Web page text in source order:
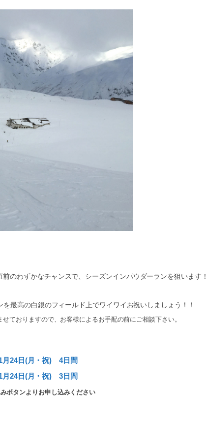
のわずかなチャンスで、シーズンインパウダーランを狙います！
最高の白銀のフィールド上でワイワイお祝いしましょう！！
ておりますので、お客様によるお手配の前にご相談下さい。
月24日(月・祝) 4日間
月24日(月・祝) 3日間
ボタンよりお申し込みください